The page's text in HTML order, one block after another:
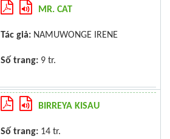
MR. CAT
Tác giả: NAMUWONGE IRENE
Số trang: 9 tr.
BIRREYA KISAU
Số trang: 14 tr.